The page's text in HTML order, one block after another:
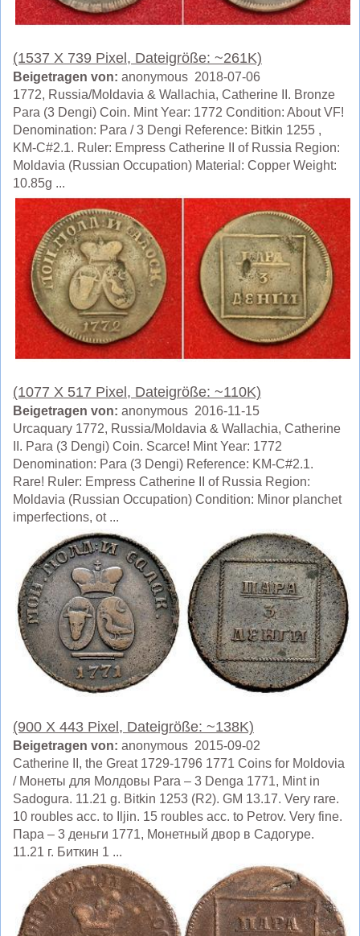
(1537 X 739 Pixel, Dateigröße: ~261K)
Beigetragen von: anonymous 2018-07-06
1772, Russia/Moldavia & Wallachia, Catherine II. Bronze
Para (3 Dengi) Coin. Mint Year: 1772 Condition: About VF!
Denomination: Para / 3 Dengi Reference: Bitkin 1255 ,
KM-C#2.1. Ruler: Empress Catherine II of Russia Region:
Moldavia (Russian Occupation) Material: Copper Weight:
10.85g ...
(1077 X 517 Pixel, Dateigröße: ~110K)
Beigetragen von: anonymous 2016-11-15
Urcaquary 1772, Russia/Moldavia & Wallachia, Catherine
II. Para (3 Dengi) Coin. Scarce! Mint Year: 1772
Denomination: Para (3 Dengi) Reference: KM-C#2.1.
Rare! Ruler: Empress Catherine II of Russia Region:
Moldavia (Russian Occupation) Condition: Minor planchet
imperfections, ot ...
(900 X 443 Pixel, Dateigröße: ~138K)
Beigetragen von: anonymous 2015-09-02
Catherine II, the Great 1729-1796 1771 Coins for Moldovia
/ Монеты для Молдовы Para – 3 Denga 1771, Mint in
Sadogura. 11.21 g. Bitkin 1253 (R2). GM 13.17. Very rare.
10 roubles acc. to Iljin. 15 roubles acc. to Petrov. Very fine.
Пара – 3 деньги 1771, Монетный двор в Садогуре.
11.21 г. Биткин 1 ...